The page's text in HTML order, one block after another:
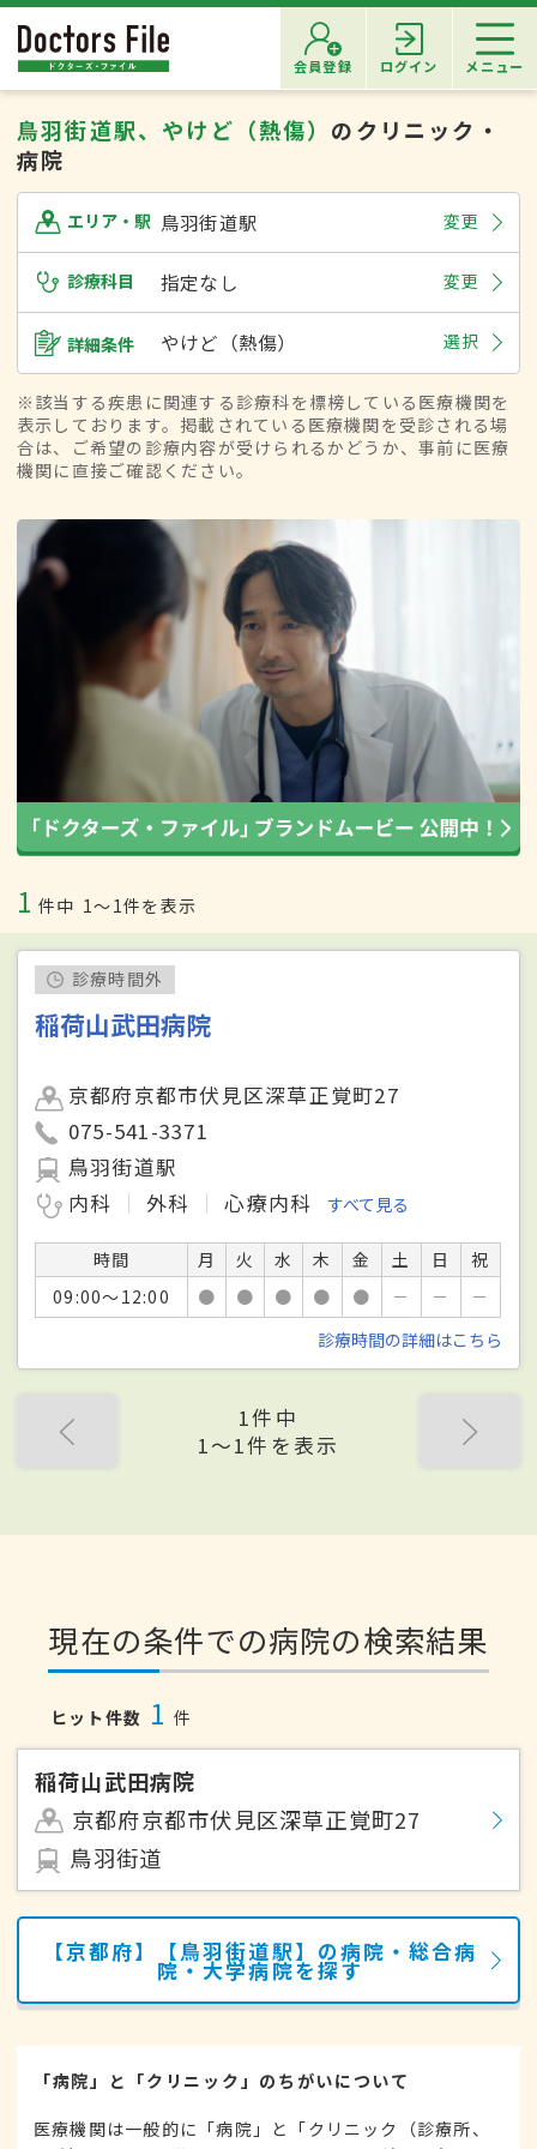
会員登録 ログイン メニュー
鳥羽街道駅、やけど（熱傷） のクリニック・
病院
エリア・駅 鳥羽街道駅 変更
診療科目 指定なし 変更
詳細条件 やけど（熱傷） 選択
※該当する疾患に関連する診療科を標榜している医療機関を
表示しております。掲載されている医療機関を受診される場
合は、ご希望の診療内容が受けられるかどうか、事前に医療
機関に直接ご確認ください。
1 件中 1〜1件を表示
診療時間外
稲荷山武田病院
京都府京都市伏見区深草正覚町27
075-541-3371
鳥羽街道駅
内科
外科 心療内科 すべて見る
時間 月 火 水 木 金 土 日
祝
09:00～12:00
● ● ● ● ● － －
－
診療時間の詳細はこちら
1件中
1〜1件を表示
現在の条件での病院の検索結果
ヒット件数 1 件
稲荷山武田病院
京都府京都市伏見区深草正覚町27
鳥羽街道
【京都府】【鳥羽街道駅】の病院・総合病
院・大学病院を探す
「病院」と「クリニック」のちがいについて
医療機関は一般的に「病院」と「クリニック（診療所、